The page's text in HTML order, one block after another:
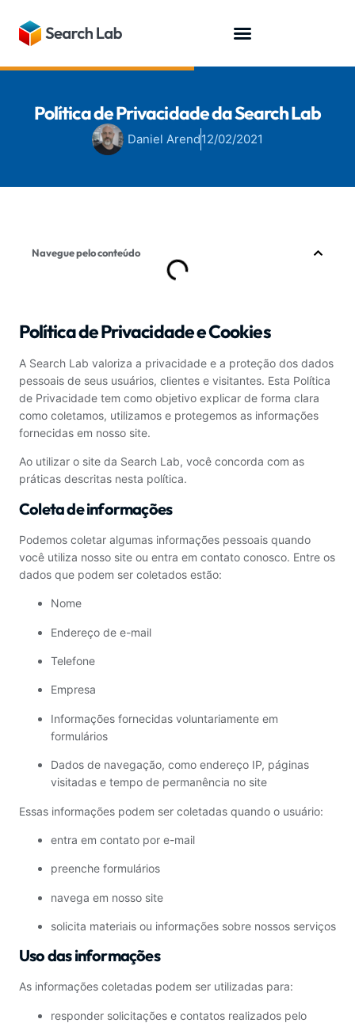
Política de Privacidade da Search Lab
Daniel Arend12/02/2021
Navegue pelo conteúdo
Política de Privacidade e Cookies
A Search Lab valoriza a privacidade e a proteção dos dados
pessoais de seus usuários, clientes e visitantes. Esta Política
de Privacidade tem como objetivo explicar de forma clara
como coletamos, utilizamos e protegemos as informações
fornecidas em nosso site.
Ao utilizar o site da Search Lab, você concorda com as
práticas descritas nesta política.
Coleta de informações
Podemos coletar algumas informações pessoais quando
você utiliza nosso site ou entra em contato conosco. Entre os
dados que podem ser coletados estão:
Nome
Endereço de e-mail
Telefone
Empresa
Informações fornecidas voluntariamente em
formulários
Dados de navegação, como endereço IP, páginas
visitadas e tempo de permanência no site
Essas informações podem ser coletadas quando o usuário:
entra em contato por e-mail
preenche formulários
navega em nosso site
solicita materiais ou informações sobre nossos serviços
Uso das informações
As informações coletadas podem ser utilizadas para:
responder solicitações e contatos realizados pelo